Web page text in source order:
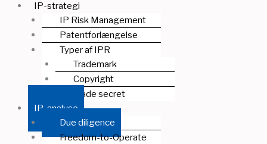
IP-strategi
IP Risk Management
Patentforlængelse
Typer af IPR
Trademark
Copyright
Trade secret
IP-analyse
Due diligence
Freedom-to-Operate